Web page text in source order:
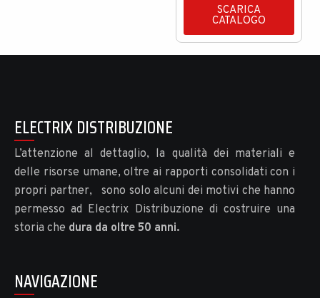
SCARICA
CATALOGO
ELECTRIX DISTRIBUZIONE
L’attenzione al dettaglio, la qualità dei materiali e
delle risorse umane, oltre ai rapporti consolidati con i
propri partner, sono solo alcuni dei motivi che hanno
permesso ad Electrix Distribuzione di costruire una
storia che dura da oltre 50 anni.
NAVIGAZIONE